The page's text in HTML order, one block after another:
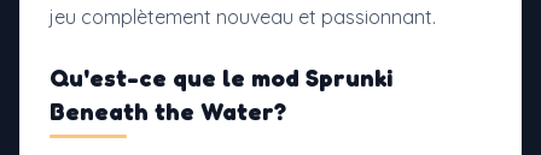
jeu complètement nouveau et passionnant.
Qu'est-ce que le mod Sprunki
Beneath the Water?